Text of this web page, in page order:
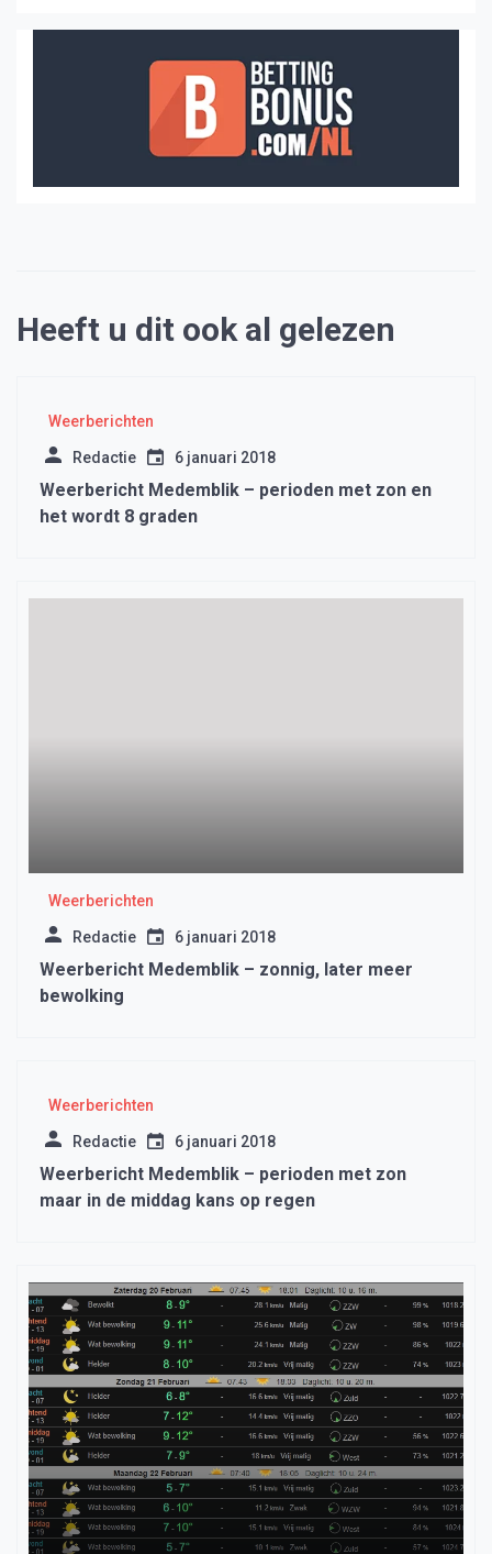
Heeft u dit ook al gelezen
Weerberichten
Redactie 6 januari 2018
Weerbericht Medemblik – perioden met zon en
het wordt 8 graden
Weerberichten
Redactie 6 januari 2018
Weerbericht Medemblik – zonnig, later meer
bewolking
Weerberichten
Redactie 6 januari 2018
Weerbericht Medemblik – perioden met zon
maar in de middag kans op regen